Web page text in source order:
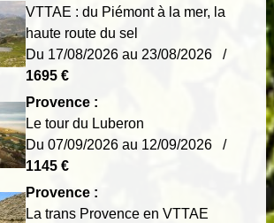
VTTAE : du Piémont à la mer, la
haute route du sel
Du 17/08/2026 au 23/08/2026 /
1695 €
Provence :
Le tour du Luberon
Du 07/09/2026 au 12/09/2026 /
1145 €
Provence :
La trans Provence en VTTAE